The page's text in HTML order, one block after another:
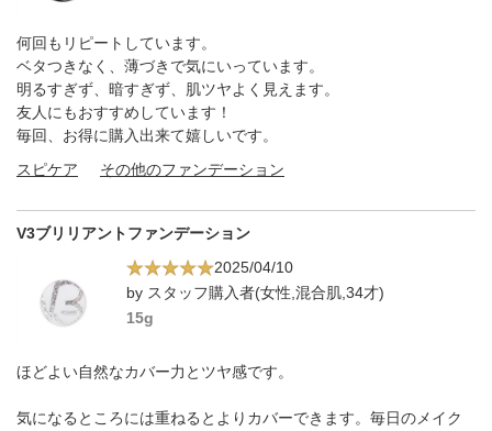
何回もリピートしています。
ベタつきなく、薄づきで気にいっています。
明るすぎず、暗すぎず、肌ツヤよく見えます。
友人にもおすすめしています！
毎回、お得に購入出来て嬉しいです。
スピケア
その他のファンデーション
V3ブリリアントファンデーション
2025/04/10
by スタッフ購入者(女性,混合肌,34才)
15g
ほどよい自然なカバー力とツヤ感です。
気になるところには重ねるとよりカバーできます。毎日のメイク